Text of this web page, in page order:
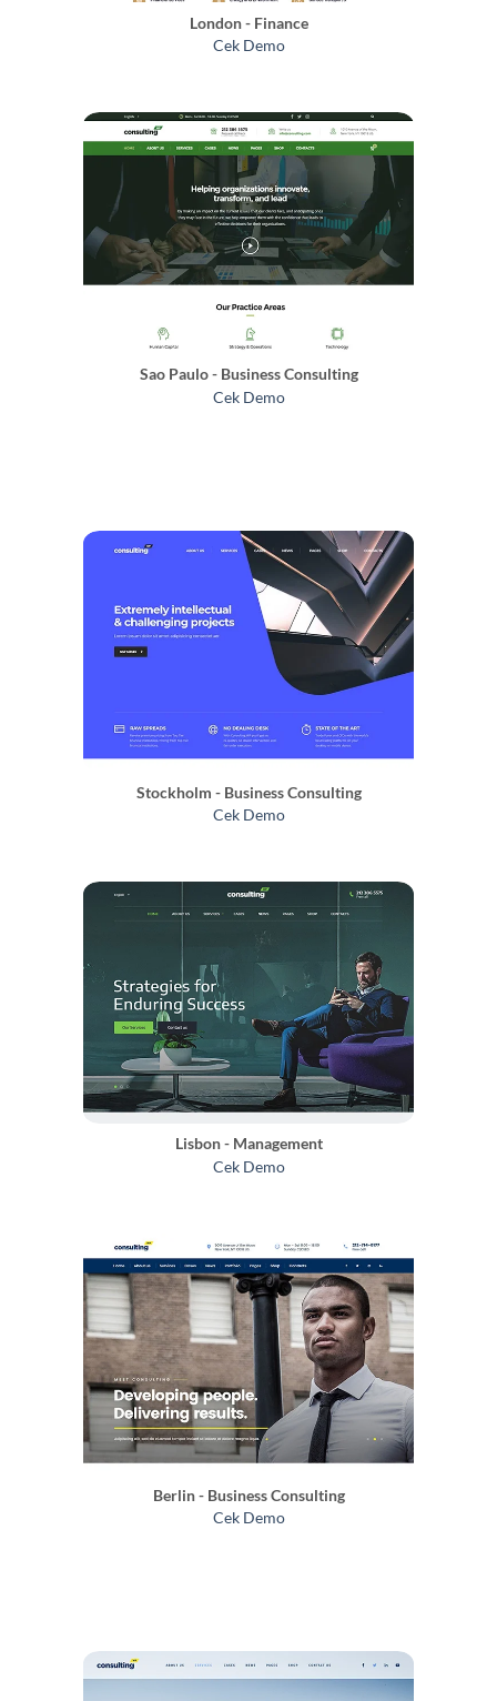
London - Finance
Cek Demo
Sao Paulo - Business Consulting
Cek Demo
Stockholm - Business Consulting
Cek Demo
Lisbon - Management
Cek Demo
Berlin - Business Consulting
Cek Demo